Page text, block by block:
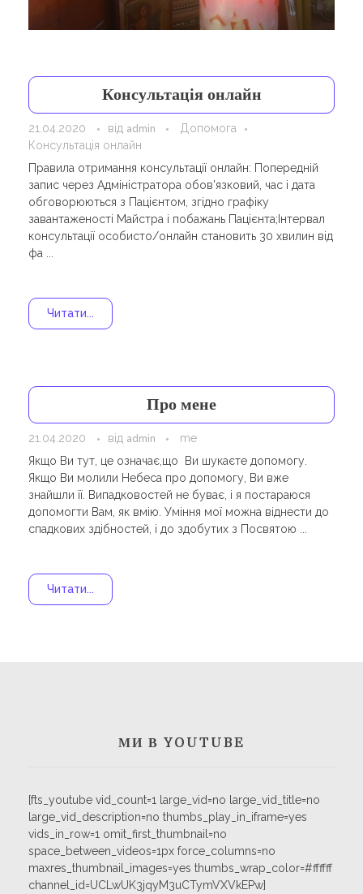
Консультація онлайн
21.04.2020 від admin
Допомога
Консультація онлайн
Правила отримання консультації онлайн: Попередній
запис через Адміністратора обов'язковий, час і дата
обговорюються з Пацієнтом, згідно графіку
завантаженості Майстра і побажань Пацієнта;Інтервал
консультації особисто/онлайн становить 30 хвилин від
фа ...
Читати...
Про мене
21.04.2020 від admin
me
Якщо Ви тут, це означає,що Ви шукаєте допомогу.
Якщо Ви молили Небеcа про допомогу, Ви вже
знайшли її. Випадковостей не буває, і я постараюся
допомогти Вам, як вмію. Уміння мої можна віднести до
спадкових здібностей, і до здобутих з Посвятою ...
Читати...
МИ В YOUTUBE
[fts_youtube vid_count=1 large_vid=no large_vid_title=no
large_vid_description=no thumbs_play_in_iframe=yes
vids_in_row=1 omit_first_thumbnail=no
space_between_videos=1px force_columns=no
maxres_thumbnail_images=yes thumbs_wrap_color=#ffffff
channel_id=UCLwUK3jqyM3uCTymVXVkEPw]